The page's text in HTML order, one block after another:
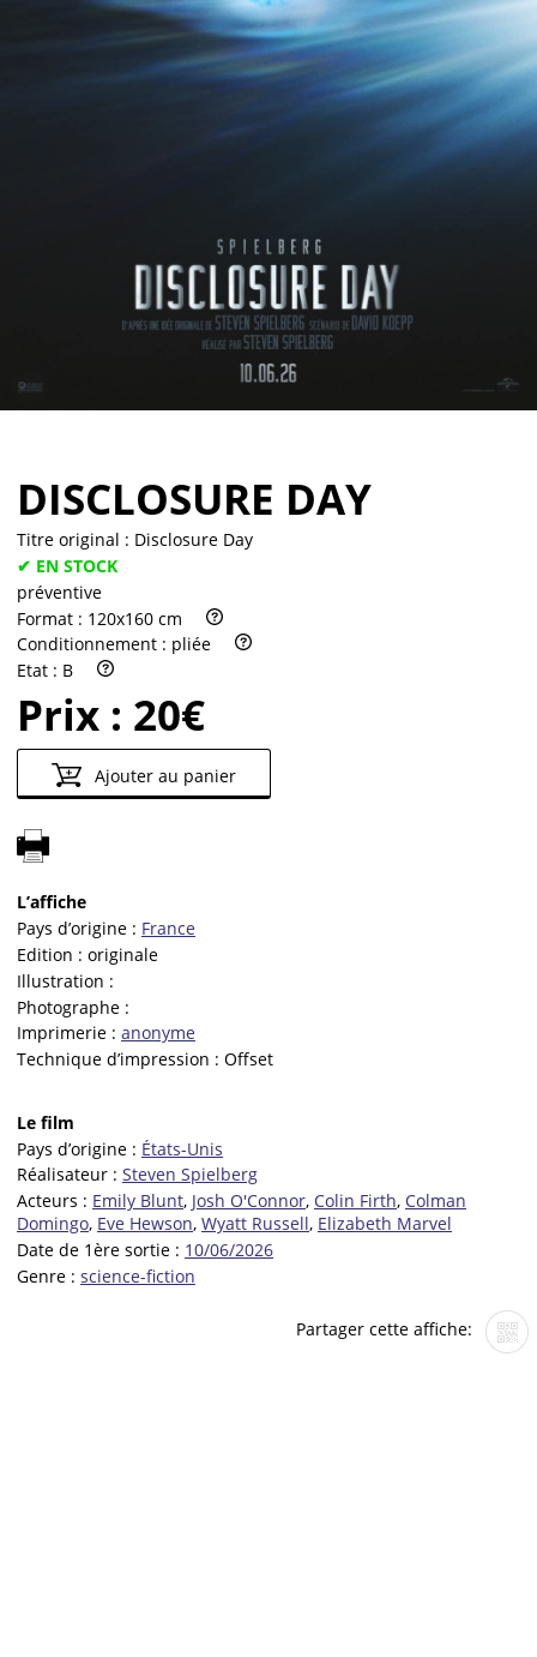
Vendre
DISCLOSURE DAY
Titre original : Disclosure Day
✔ EN STOCK
préventive
Format : 120x160 cm
Conditionnement : pliée
Etat : B
Prix : 20€
Ajouter au panier
L’affiche
Pays d’origine : France
Edition : originale
Illustration :
Photographe :
Imprimerie : anonyme
Technique d’impression : Offset
Le film
Pays d’origine : États-Unis
Réalisateur : Steven Spielberg
Acteurs : Emily Blunt, Josh O'Connor, Colin Firth, Colman
Domingo, Eve Hewson, Wyatt Russell, Elizabeth Marvel
Date de 1ère sortie : 10/06/2026
Genre : science-fiction
Partager cette affiche: